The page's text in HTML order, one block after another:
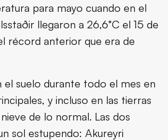
para mayo cuando en el
llegaron a 26,6°C el 15 de
récord anterior que era de
el suelo durante todo el mes en
y incluso en las tierras
de lo normal. Las dos
sol estupendo: Akureyri